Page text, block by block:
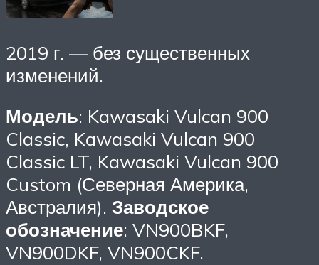
2019 г. — без существенных
изменений.
Модель: Kawasaki Vulcan 900
Classic, Kawasaki Vulcan 900
Classic LT, Kawasaki Vulcan 900
Custom (Северная Америка,
Австралия). Заводское
обозначение: VN900BKF,
VN900DKF, VN900CKF.